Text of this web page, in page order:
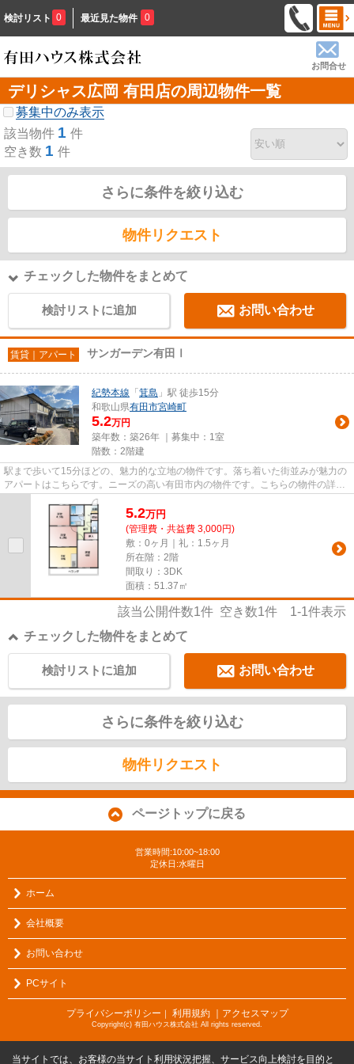
検討リスト 0 最近見た物件 0
お問合せ
デリシャス広岡 有田店の周辺物件一覧
募集中のみ表示
該当物件 1 件
空き数 1 件
さらに条件を絞り込む
物件リクエスト
チェックした物件をまとめて
検討リストに追加 お問い合わせ
賃貸｜アパート サンガーデン有田Ⅰ
紀勢本線 「 箕島 」駅 徒歩15分
和歌山県有田市宮崎町
5.2万円
築年数：築26年 ｜募集中： 1室
階数：2階建
駅まで歩いて15分ほどの、魅力的な立地の物件です。落ち着いた街並みが魅力の
アパートはこちらです。ニーズの高い有田市内の物件です。こちらの物件の詳細
情報など、気になる点がござ...
5.2万円
(管理費・共益費 3,000円)
敷：0ヶ月｜礼：1.5ヶ月
所在階：2階
間取り：3DK
面積：51.37㎡
該当公開件数1件 空き数1件 1-1件表示
チェックした物件をまとめて
お問い合わせ
検討リストに追加
さらに条件を絞り込む
物件リクエスト
ページトップに戻る
営業時間:10:00~18:00
定休日:水曜日
ホーム
会社概要
お問い合わせ
PCサイト
プライバシーポリシー ｜ 利用規約 ｜アクセスマップ
Copyright(c) 有田ハウス株式会社 All rights reserved.
当サイトでは、お客様の当サイト利用状況把握、サービス向上検討を目的と